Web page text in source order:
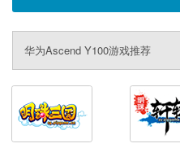
华为Ascend Y100游戏推荐